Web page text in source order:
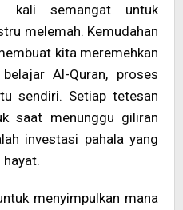
kali semangat untuk
melemah. Kemudahan
kita meremehkan
Al-Quran, proses
sendiri. Setiap tetesan
saat menunggu giliran
investasi pahala yang
menyimpulkan mana